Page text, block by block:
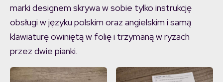
marki designem skrywa w sobie tylko instrukcję
obsługi w języku polskim oraz angielskim i samą
klawiaturę owiniętą w folię i trzymaną w ryzach
przez dwie pianki.